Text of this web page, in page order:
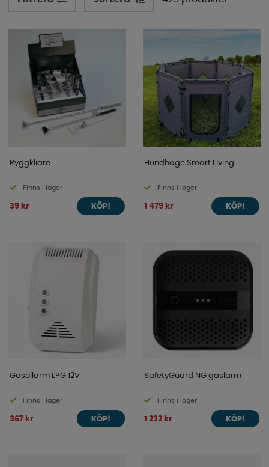
Ryggkliare
Finns i lager
39 kr KÖP!
Hundhage Smart Living
Finns i lager
1 479 kr KÖP!
Gasollarm LPG 12V
Finns i lager
367 kr KÖP!
SafetyGuard NG gaslarm
Finns i lager
1 232 kr KÖP!